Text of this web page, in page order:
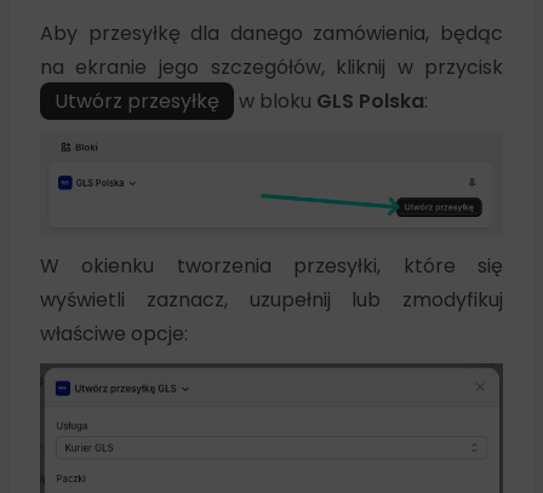
Aby przesyłkę dla danego zamówienia, będąc
na ekranie jego szczegółów, kliknij w przycisk
Utwórz przesyłkę
w bloku GLS Polska:
W okienku tworzenia przesyłki, które się
wyświetli zaznacz, uzupełnij lub zmodyfikuj
właściwe opcje: